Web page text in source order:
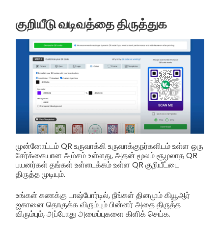
குறியீடு வடிவத்தை திருத்துக
முன்னோட்டம் QR உருவாக்கி உருவாக்குநர்களிடம் உள்ள ஒரு
சேர்க்கையான அம்சம் உள்ளது, அதன் மூலம் சூழலாத QR
பயனர்கள் தங்கள் உள்ளடக்கம் உள்ள QR குறியீட்டை
திருத்த முடியும்.
உங்கள் கணக்கு டாஷ்போர்டில், நீங்கள் தினமும் கியூஆர்
ஐகானை தொகுக்க விரும்பும் பின்னர் அதை திருத்த
விரும்பும், அப்போது அமைப்புகளை கிளிக் செய்க.